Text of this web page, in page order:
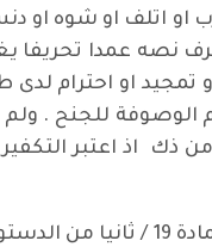
طائفة دينية او على حفل او اجتماع ديني 4 - تعمد منع او تعطيل
عند طائفة دينية اذا حرف نصه
الوصوفة للجنح .
ذك اذ اعتبر
وحيث (ان لا جريمة ولا عقوبة الا بنص ، ولا عقوبة الا على الفعل